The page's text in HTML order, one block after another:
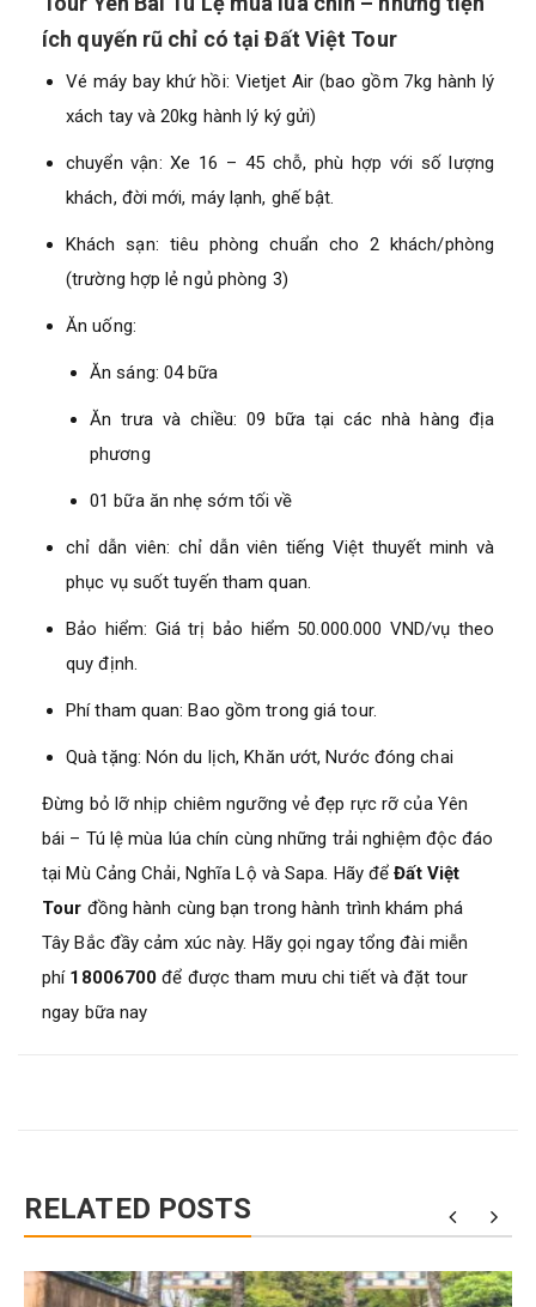
ích quyến rũ chỉ có tại Đất Việt Tour
Vé máy bay khứ hồi: Vietjet Air (bao gồm 7kg hành lý
xách tay và 20kg hành lý ký gửi)
chuyển vận: Xe 16 – 45 chỗ, phù hợp với số lượng
khách, đời mới, máy lạnh, ghế bật.
Khách sạn: tiêu phòng chuẩn cho 2 khách/phòng
(trường hợp lẻ ngủ phòng 3)
Ăn uống:
Ăn sáng: 04 bữa
Ăn trưa và chiều: 09 bữa tại các nhà hàng địa
phương
01 bữa ăn nhẹ sớm tối về
chỉ dẫn viên: chỉ dẫn viên tiếng Việt thuyết minh và
phục vụ suốt tuyến tham quan.
Bảo hiểm: Giá trị bảo hiểm 50.000.000 VND/vụ theo
quy định.
Phí tham quan: Bao gồm trong giá tour.
Quà tặng: Nón du lịch, Khăn ướt, Nước đóng chai
Đừng bỏ lỡ nhịp chiêm ngưỡng vẻ đẹp rực rỡ của Yên
bái – Tú lệ mùa lúa chín cùng những trải nghiệm độc đáo
tại Mù Cảng Chải, Nghĩa Lộ và Sapa. Hãy để Đất Việt
Tour đồng hành cùng bạn trong hành trình khám phá
Tây Bắc đầy cảm xúc này. Hãy gọi ngay tổng đài miễn
phí 18006700 để được tham mưu chi tiết và đặt tour
ngay bữa nay
RELATED POSTS